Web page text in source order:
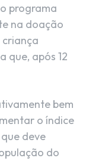
programa
na doação
que, após 12
bem
o índice
deve
do